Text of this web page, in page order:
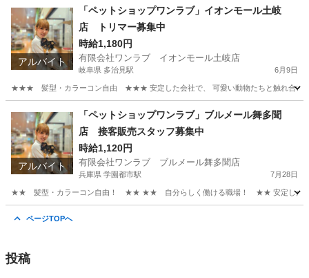
海老名市 海老名駅 その他 スタッフ
アルバイト
「ペットショップワンラブ」イオンモール土岐
店 トリマー募集中
時給1,180円
有限会社ワンラブ イオンモール土岐店
岐阜県 多治見駅 6月9日
★★★ 髪型・カラーコン自由 ★★★ 安定した会社で、 可愛い動物たちと触れ合いな
多治見駅 その他 時給
アルバイト
「ペットショップワンラブ」ブルメール舞多聞
店 接客販売スタッフ募集中
時給1,120円
有限会社ワンラブ ブルメール舞多聞店
兵庫県 学園都市駅 7月28日
★★ 髪型・カラーコン自由！ ★★ ★★ 自分らしく働ける職場！ ★★ 安定した会社で
ページTOPへ
投稿